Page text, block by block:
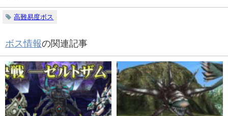
高難易度ボス
ボス情報の関連記事